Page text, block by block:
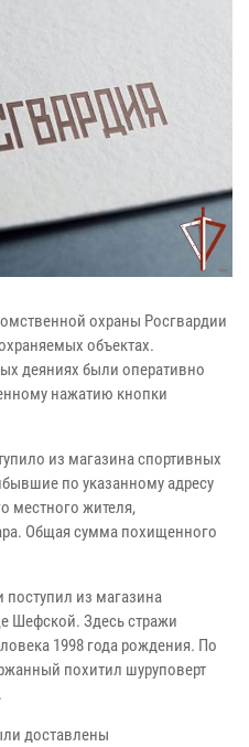
охраны Росгвардии
объектах.
деяниях были оперативно
нажатию кнопки
из магазина спортивных
по указанному адресу
местного жителя,
Общая сумма похищенного
поступил из магазина
Шефской. Здесь стражи
1998 года рождения. По
похитил шуруповерт
доставлены